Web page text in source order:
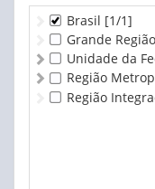
Brasil [1/1]
Grande Região
Unidade da
Região
Região